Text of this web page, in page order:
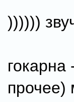
))))))
гокарна
прочее)